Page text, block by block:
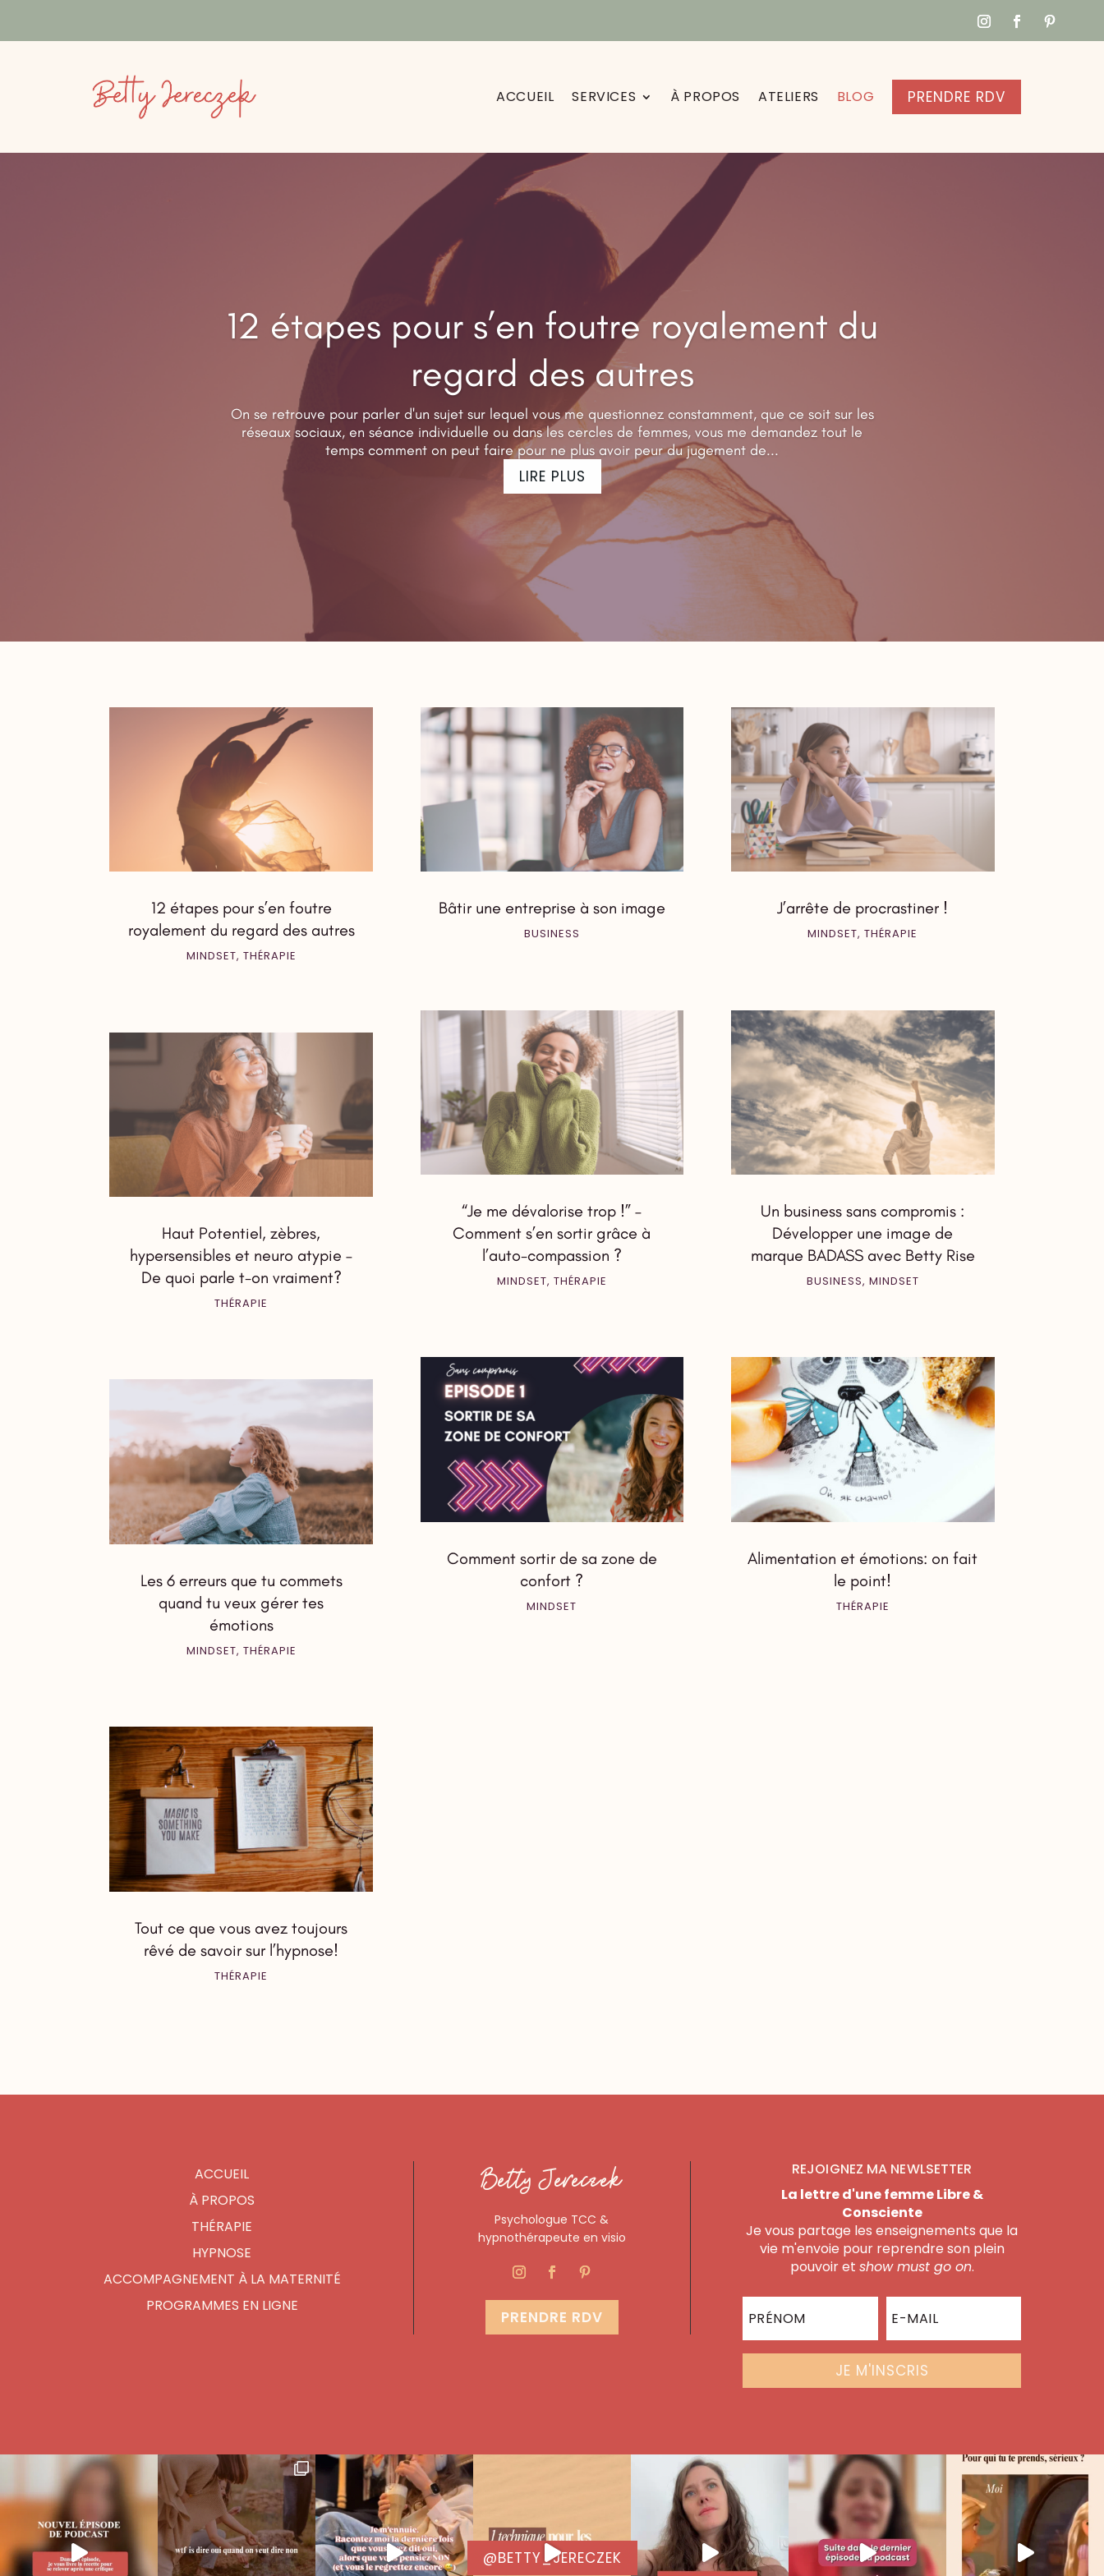
ACCUEIL SERVICES À PROPOS ATELIERS BLOG PRENDRE RDV
12 étapes pour s’en foutre royalement du
regard des autres
On se retrouve pour parler d'un sujet sur lequel vous me questionnez constamment, que ce soit sur les
réseaux sociaux, en séance individuelle ou dans les cercles de femmes, vous me demandez tout le
temps comment on peut faire pour ne plus avoir peur du jugement de...
LIRE PLUS
12 étapes pour s’en foutre
royalement du regard des autres
MINDSET, THÉRAPIE
Haut Potentiel, zèbres,
hypersensibles et neuro atypie –
De quoi parle t-on vraiment?
THÉRAPIE
Les 6 erreurs que tu commets
quand tu veux gérer tes
émotions
MINDSET, THÉRAPIE
Tout ce que vous avez toujours
rêvé de savoir sur l’hypnose!
THÉRAPIE
Bâtir une entreprise à son image
BUSINESS
“Je me dévalorise trop !” –
Comment s’en sortir grâce à
l’auto-compassion ?
MINDSET, THÉRAPIE
Comment sortir de sa zone de
confort ?
MINDSET
J’arrête de procrastiner !
MINDSET,THÉRAPIE
Un business sans compromis :
Développer une image de
marque BADASS avec Betty Rise
BUSINESS, MINDSET
Alimentation et émotions: on fait
le point!
THÉRAPIE
ACCUEIL
À PROPOS
THÉRAPIE
HYPNOSE
ACCOMPAGNEMENT À LA MATERNITÉ
PROGRAMMES EN LIGNE
Betty Jereczek
Psychologue TCC &
hypnothérapeute en visio
PRENDRE RDV
REJOIGNEZ MA NEWLSETTER
La lettre d'une femme Libre &
Consciente
Je vous partage les enseignements que la
vie m'envoie pour reprendre son plein
pouvoir et show must go on.
JE M'INSCRIS
@BETTY_JERECZEK